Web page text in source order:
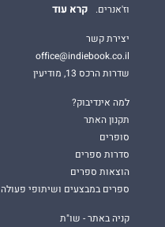
וז'אנרים.
קרא עוד
יצירת קשר
office@indiebook.co.il
שדרות הרכס 13, מודיעין
למה אינדיבוק?
תקנון האתר
סופרים
סדרות ספרים
הוצאות ספרים
ספרים במבצעים ושיתופי פעולה
קניה באתר - שו"ת